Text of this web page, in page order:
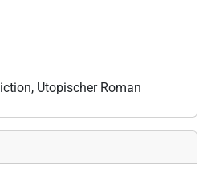
Utopischer Roman